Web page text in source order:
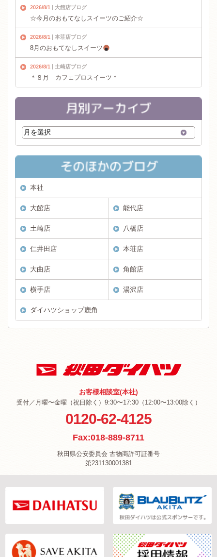
2026/8/1 大館店ブログ
☆今月のおもてなしスイーツのご紹介☆
2026/8/1 本荘店ブログ
8月のおもてなしスイーツ
2026/8/1 土崎店ブログ
＊８月 カフェプロスイーツ＊
本社
大館店 能代店
土崎店 八橋店
仁井田店 本荘店
大曲店 角館店
横手店 湯沢店
ダイハツショップ鹿角
お客様相談室(本社)
受付／月曜〜金曜（祝日除く）9:30〜17:30（12:00〜13:00除く）
0120-62-4125
Fax:018-889-8711
秋田県公安委員会 古物商許可証番号
第231130001381